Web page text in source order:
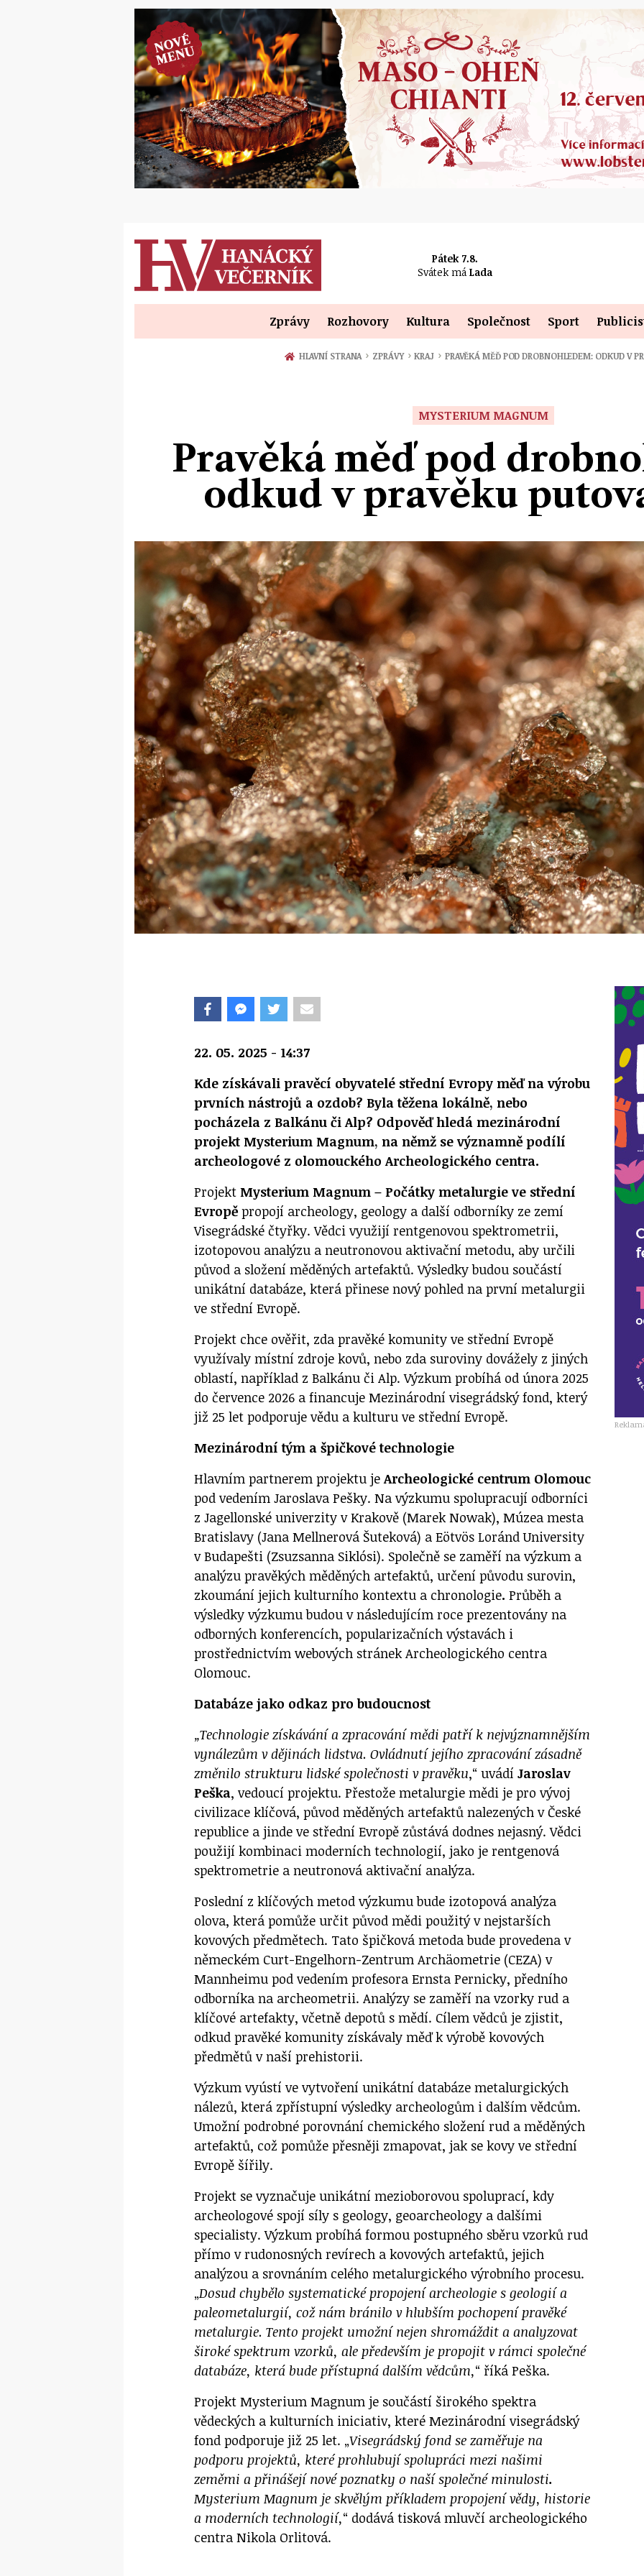
Pátek 7.8.
Svátek má Lada
Zprávy Rozhovory Kultura Společnost Sport
HLAVNÍ STRANA › ZPRÁVY › KRAJ › PRAVĚKÁ MĚĎ POD DROBNOHLEDEM: ODKUD V
MYSTERIUM MAGNUM
Pravěká měď pod
odkud v pravěku
22. 05. 2025 - 14:37
Kde získávali pravěcí obyvatelé střední Evropy měď na výrobu
prvních nástrojů a ozdob? Byla těžena lokálně, nebo
pocházela z Balkánu či Alp? Odpověď hledá mezinárodní
projekt Mysterium Magnum, na němž se významně podílí
archeologové z olomouckého Archeologického centra.
ProjektMysterium Magnum – Počátky metalurgie ve střední
Evropě propojí archeology, geology a další odborníky ze zemí
Visegrádské čtyřky. Vědci využijí rentgenovou spektrometrii,
izotopovou analýzu a neutronovou aktivační metodu, aby určili
původ a složení měděných artefaktů. Výsledky budou součástí
unikátní databáze, která přinese nový pohled na první metalurgii
ve střední Evropě.
Projekt chce ověřit, zda pravěké komunity ve střední Evropě
využívaly místní zdroje kovů, nebo zda suroviny dovážely z jiných
oblastí, například z Balkánu či Alp. Výzkum probíhá od února 2025
do července 2026 a financuje Mezinárodní visegrádský fond, který
již 25 let podporuje vědu a kulturu ve střední Evropě.
Mezinárodní tým a špičkové technologie
Hlavním partnerem projektu jeArcheologické centrum Olomouc
pod vedením Jaroslava Pešky. Na výzkumu spolupracují odborníci
z Jagellonské univerzity v Krakově (Marek Nowak), Múzea mesta
Bratislavy (Jana Mellnerová Šuteková) a Eötvös Loránd University
v Budapešti (Zsuzsanna Siklósi). Společně se zaměří na výzkum a
analýzu pravěkých měděných artefaktů, určení původu surovin,
zkoumání jejich kulturního kontextu a chronologie. Průběh a
výsledky výzkumu budou v následujícím roce prezentovány na
odborných konferencích, popularizačních výstavách i
prostřednictvím webových stránek Archeologického centra
Olomouc.
Databáze jako odkaz pro budoucnost
„Technologie získávání a zpracování mědi patří k nejvýznamnějším
vynálezům v dějinách lidstva. Ovládnutí jejího zpracování zásadně
změnilo strukturu lidské společnosti v pravěku,“ uvádíJaroslav
Peška, vedoucí projektu. Přestože metalurgie mědi je pro vývoj
civilizace klíčová, původ měděných artefaktů nalezených v České
republice a jinde ve střední Evropě zůstává dodnes nejasný. Vědci
použijí kombinaci moderních technologií, jako je rentgenová
spektrometrie a neutronová aktivační analýza.
Poslední z klíčových metod výzkumu bude izotopová analýza
olova, která pomůže určit původ mědi použitý v nejstarších
kovových předmětech. Tato špičková metoda bude provedena v
německém Curt-Engelhorn-Zentrum Archäometrie (CEZA) v
Mannheimu pod vedením profesora Ernsta Pernicky, předního
odborníka na archeometrii. Analýzy se zaměří na vzorky rud a
klíčové artefakty, včetně depotů s mědí. Cílem vědců je zjistit,
odkud pravěké komunity získávaly měď k výrobě kovových
předmětů v naší prehistorii.
Výzkum vyústí ve vytvoření unikátní databáze metalurgických
nálezů, která zpřístupní výsledky archeologům i dalším vědcům.
Umožní podrobné porovnání chemického složení rud a měděných
artefaktů, což pomůže přesněji zmapovat, jak se kovy ve střední
Evropě šířily.
Projekt se vyznačuje unikátní mezioborovou spoluprací, kdy
archeologové spojí síly s geology, geoarcheology a dalšími
specialisty. Výzkum probíhá formou postupného sběru vzorků rud
přímo v rudonosných revírech a kovových artefaktů, jejich
analýzou a srovnáním celého metalurgického výrobního procesu.
„Dosud chybělo systematické propojení archeologie s geologií a
paleometalurgií, což nám bránilo v hlubším pochopení pravěké
metalurgie. Tento projekt umožní nejen shromáždit a analyzovat
široké spektrum vzorků, ale především je propojit v rámci společné
databáze, která bude přístupná dalším vědcům,“ říká Peška.
Projekt Mysterium Magnum je součástí širokého spektra
vědeckých a kulturních iniciativ, které Mezinárodní visegrádský
fond podporuje již 25 let. „Visegrádský fond se zaměřuje na
podporu projektů, které prohlubují spolupráci mezi našimi
zeměmi a přinášejí nové poznatky o naší společné minulosti.
Mysterium Magnum je skvělým příkladem propojení vědy, historie
a moderních technologií,“ dodává tisková mluvčí archeologického
centra Nikola Orlitová.